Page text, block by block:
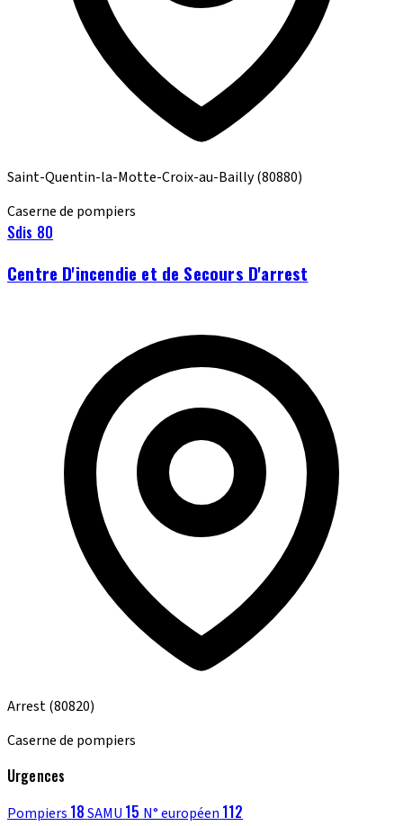
Saint-Quentin-la-Motte-Croix-au-Bailly(80880)
Caserne de pompiers
Sdis 80
Centre D'incendie et de Secours D'arrest
Arrest(80820)
Caserne de pompiers
Urgences
Pompiers 18SAMU 15 N° européen 112